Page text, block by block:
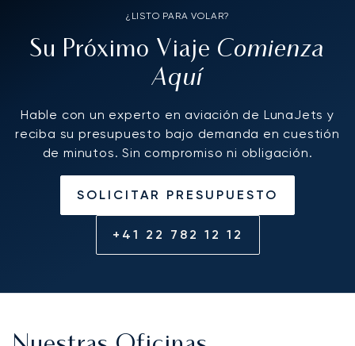
¿LISTO PARA VOLAR?
Su Próximo Viaje Comienza
Aquí
Hable con un experto en aviación de LunaJets y
reciba su presupuesto bajo demanda en cuestión
de minutos. Sin compromiso ni obligación.
SOLICITAR PRESUPUESTO
+41 22 782 12 12